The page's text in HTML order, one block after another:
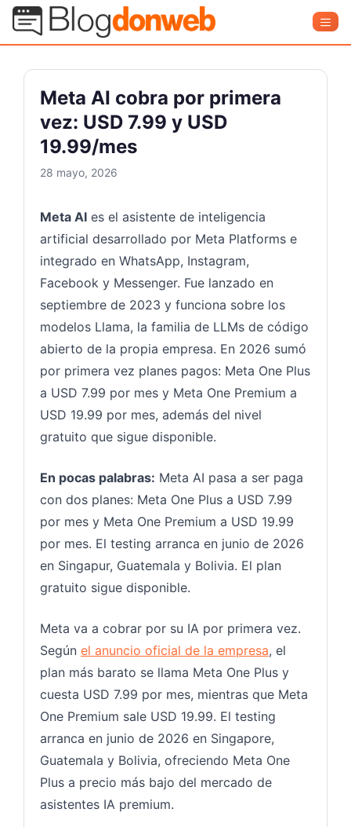
Saltar
contenido
Blog Donweb
Meta AI cobra por primera
vez: USD 7.99 y USD
19.99/mes
28 mayo, 2026
Meta AI es el asistente de inteligencia
artificial desarrollado por Meta Platforms e
integrado en WhatsApp, Instagram,
Facebook y Messenger. Fue lanzado en
septiembre de 2023 y funciona sobre los
modelos Llama, la familia de LLMs de código
abierto de la propia empresa. En 2026 sumó
por primera vez planes pagos: Meta One Plus
a USD 7.99 por mes y Meta One Premium a
USD 19.99 por mes, además del nivel
gratuito que sigue disponible.
En pocas palabras: Meta AI pasa a ser paga
con dos planes: Meta One Plus a USD 7.99
por mes y Meta One Premium a USD 19.99
por mes. El testing arranca en junio de 2026
en Singapur, Guatemala y Bolivia. El plan
gratuito sigue disponible.
Meta va a cobrar por su IA por primera vez.
Según el anuncio oficial de la empresa, el
plan más barato se llama Meta One Plus y
cuesta USD 7.99 por mes, mientras que Meta
One Premium sale USD 19.99. El testing
arranca en junio de 2026 en Singapore,
Guatemala y Bolivia, ofreciendo Meta One
Plus a precio más bajo del mercado de
asistentes IA premium.